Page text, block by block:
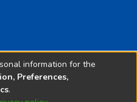
estan
information for the
Preferences,
.